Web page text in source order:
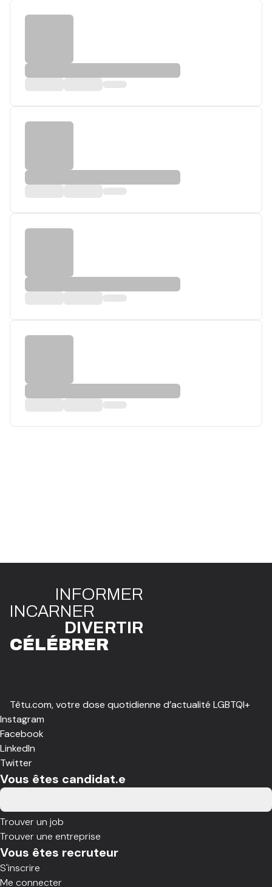
INFORMER
INCARNER
DIVERTIR
CÉLÉBRER
Têtu.com, votre dose quotidienne d’actualité LGBTQI+
Instagram
Facebook
LinkedIn
Twitter
Vous êtes candidat.e
Trouver un job
Trouver une entreprise
Vous êtes recruteur
S'inscrire
Me connecter